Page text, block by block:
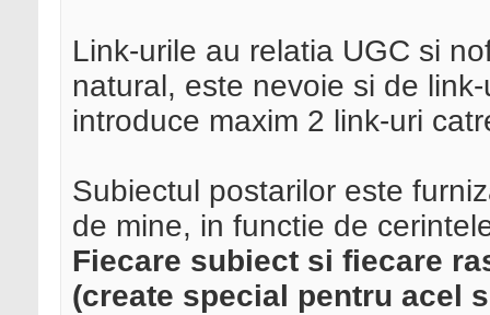
Link-urile au relatia UGC si
natural, este nevoie si de
introduce maxim 2 link-uri
Subiectul postarilor este
de mine, in functie de
Fiecare subiect si fiecare
(create special pentru acel